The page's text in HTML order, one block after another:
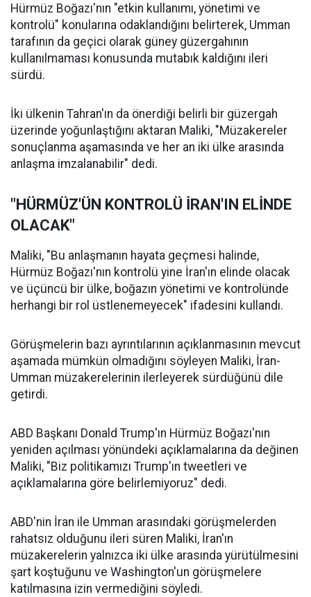
Hürmüz Boğazı'nın "etkin kullanımı, yönetimi ve
kontrolü" konularına odaklandığını belirterek, Umman
tarafının da geçici olarak güney güzergahının
kullanılmaması konusunda mutabık kaldığını ileri
sürdü.
İki ülkenin Tahran'ın da önerdiği belirli bir güzergah
üzerinde yoğunlaştığını aktaran Maliki, "Müzakereler
sonuçlanma aşamasında ve her an iki ülke arasında
anlaşma imzalanabilir" dedi.
"HÜRMÜZ'ÜN KONTROLÜ İRAN'IN ELİNDE
OLACAK"
Maliki, "Bu anlaşmanın hayata geçmesi halinde,
Hürmüz Boğazı'nın kontrolü yine İran'ın elinde olacak
ve üçüncü bir ülke, boğazın yönetimi ve kontrolünde
herhangi bir rol üstlenemeyecek" ifadesini kullandı.
Görüşmelerin bazı ayrıntılarının açıklanmasının mevcut
aşamada mümkün olmadığını söyleyen Maliki, İran-
Umman müzakerelerinin ilerleyerek sürdüğünü dile
getirdi.
ABD Başkanı Donald Trump'ın Hürmüz Boğazı'nın
yeniden açılması yönündeki açıklamalarına da değinen
Maliki, "Biz politikamızı Trump'ın tweetleri ve
açıklamalarına göre belirlemiyoruz" dedi.
ABD'nin İran ile Umman arasındaki görüşmelerden
rahatsız olduğunu ileri süren Maliki, İran'ın
müzakerelerin yalnızca iki ülke arasında yürütülmesini
şart koştuğunu ve Washington'un görüşmelere
katılmasına izin vermediğini söyledi.